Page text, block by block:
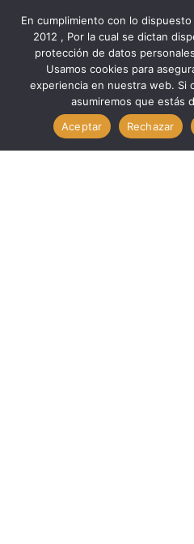
Marcas
Minipa
Verificación Med DÉCADA
En cumplimiento con lo
2012 , Por la cual se dictan
protección de datos
Usamos cookies para
experiencia en nuestra web. Si
asumiremos que estás
Aceptar
Rechazar